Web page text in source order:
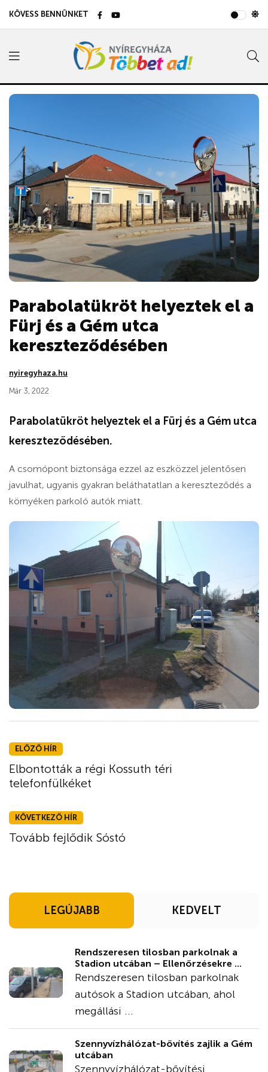
KÖVESS BENNÜNKET
Parabolatükröt helyeztek el a
Fürj és a Gém utca
kereszteződésében
nyiregyhaza.hu
Már 3, 2022
Parabolatükröt helyeztek el a Fürj és a Gém utca
kereszteződésében.
A csomópont biztonsága ezzel az eszközzel jelentősen
javulhat, ugyanis gyakran beláthatatlan a kereszteződés a
környéken parkoló autók miatt.
ELŐZŐ HÍR
Elbontották a régi Kossuth téri
telefonfülkéket
KÖVETKEZŐ HÍR
Tovább fejlődik Sóstó
LEGÚJABB KEDVELT
Rendszeresen tilosban parkolnak a
Stadion utcában – Ellenőrzésekre ...
Rendszeresen tilosban parkolnak
autósok a Stadion utcában, ahol
megállási ...
Szennyvízhálózat-bővítés zajlik a Gém
utcában
Szennyvízhálózat-bővítési